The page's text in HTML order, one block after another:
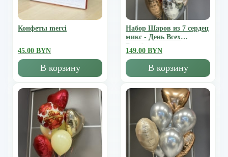
Конфеты merci
45.00 BYN
В корзину
Набор Шаров из 7 сердец
микс - День Всех
Влюбленных
149.00 BYN
В корзину